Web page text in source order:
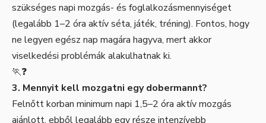
szükséges napi mozgás- és foglalkozásmennyiséget
(legalább 1–2 óra aktív séta, játék, tréning). Fontos, hogy
ne legyen egész nap magára hagyva, mert akkor
viselkedési problémák alakulhatnak ki.
🏃❓
3. Mennyit kell mozgatni egy dobermannt?
Felnőtt korban minimum napi 1,5–2 óra aktív mozgás
ajánlott, ebből legalább egy része intenzívebb